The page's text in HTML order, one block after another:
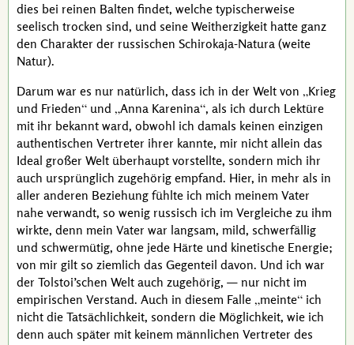
dies bei reinen Balten findet, welche typischerweise
seelisch trocken sind, und seine Weitherzigkeit hatte ganz
den Charakter der russischen Schirokaja-Natura (weite
Natur).
Darum war es nur natürlich, dass ich in der Welt von
Krieg
und Frieden
und Anna Karenina , als ich durch Lektüre
mit ihr bekannt ward, obwohl ich damals keinen einzigen
authentischen Vertreter ihrer kannte, mir nicht allein das
Ideal großer Welt überhaupt vorstellte, sondern mich ihr
auch ursprünglich zugehörig empfand. Hier, in mehr als in
aller anderen Beziehung fühlte ich mich meinem Vater
nahe verwandt, so wenig russisch ich im Vergleiche zu ihm
wirkte, denn mein Vater war langsam, mild, schwerfällig
und schwermütig, ohne jede Härte und kinetische Energie;
von mir gilt so ziemlich das Gegenteil davon. Und ich war
der Tolstoi’schen Welt auch zugehörig, — nur nicht im
empirischen Verstand. Auch in diesem Falle meinte ich
nicht die Tatsächlichkeit, sondern die Möglichkeit, wie ich
denn auch später mit keinem männlichen Vertreter des